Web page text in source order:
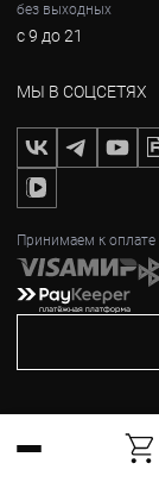
без выходных
с 9 до 21
МЫ В СОЦСЕТЯХ
Принимаем к оплате